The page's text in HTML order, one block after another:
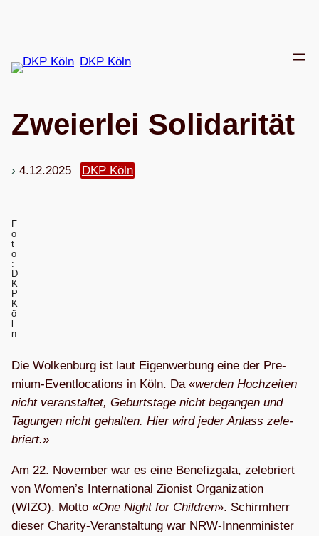
springen
DKP Köln
Zwei­er­lei Solidarität
4.12.2025 DKP Köln
F
o
t
o
:
D
K
P
K
ö
n
Die Wol­ken­burg ist laut Eigen­wer­bung eine der Pre­
mium-Event­lo­ca­ti­ons in Köln. Da «wer­den Hoch­zei­ten
nicht ver­an­stal­tet, Geburts­tage nicht began­gen und
Tagun­gen nicht gehal­ten. Hier wird jeder Anlass zele­
briert.»
Am 22. Novem­ber war es eine Bene­fiz­gala, zele­briert
von Women’s Inter­na­tio­nal Zio­nist Orga­niza­tion
(WIZO). Motto «One Night for Child­ren». Schirm­herr
die­ser Cha­rity-Ver­an­stal­tung war NRW-Innen­mi­nis­ter